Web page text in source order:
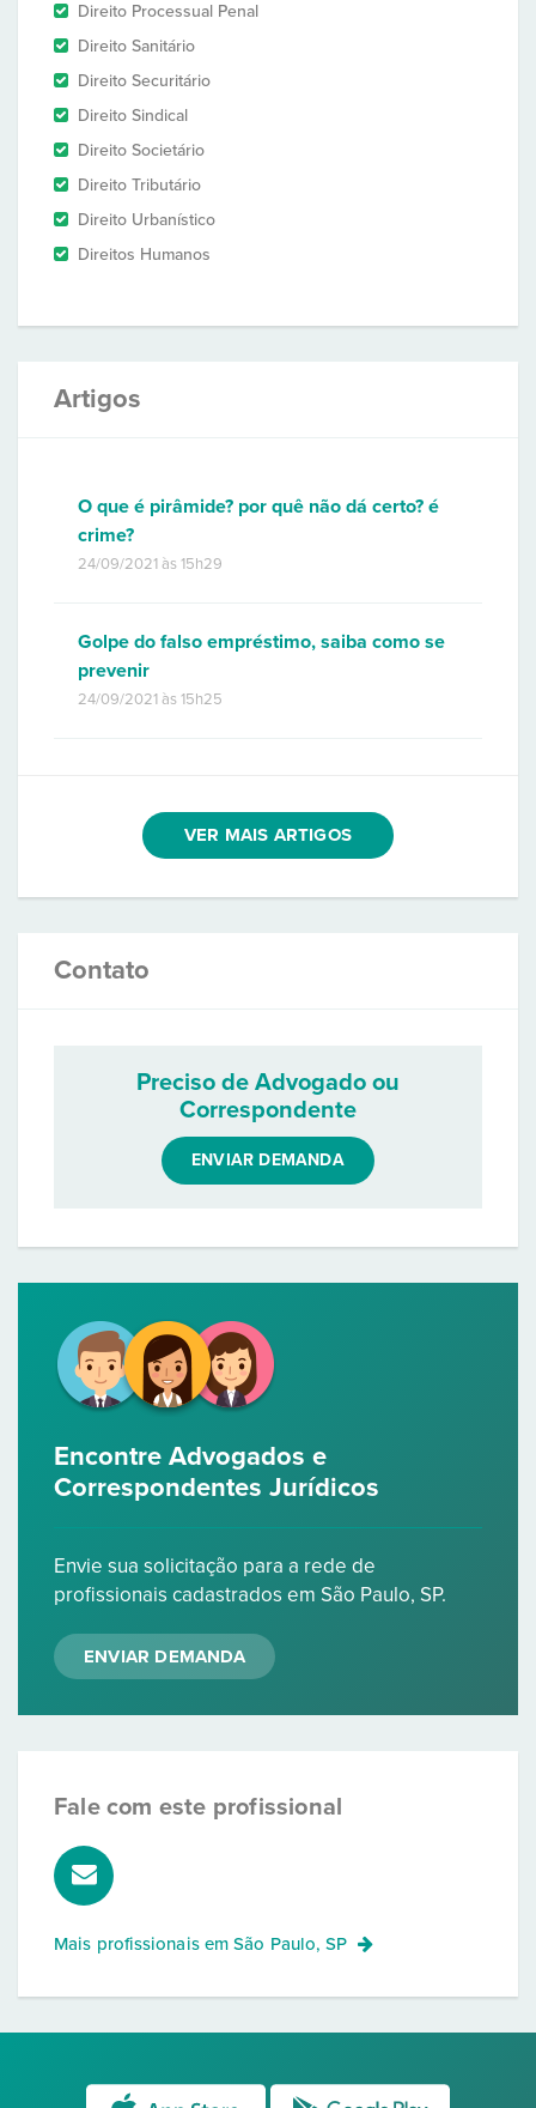
Direito Processual Penal
Direito Sanitário
Direito Securitário
Direito Sindical
Direito Societário
Direito Tributário
Direito Urbanístico
Direitos Humanos
Artigos
O que é pirâmide? por quê não dá certo? é
crime?
24/09/2021 às 15h29
Golpe do falso empréstimo, saiba como se
prevenir
24/09/2021 às 15h25
VER MAIS ARTIGOS
Contato
Preciso de Advogado ou
Correspondente
ENVIAR DEMANDA
Encontre Advogados e
Correspondentes Jurídicos
Envie sua solicitação para a rede de
profissionais cadastrados em São Paulo, SP.
ENVIAR DEMANDA
Fale com este profissional
Mais profissionais emSão Paulo, SP